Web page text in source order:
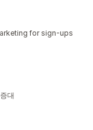
for sign-ups
대